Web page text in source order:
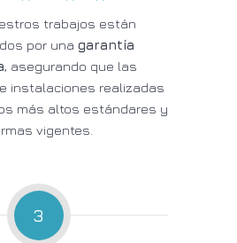
trabajos están
por una garantía
, asegurando que las
instalaciones realizadas
más altos estándares y
vigentes.
3